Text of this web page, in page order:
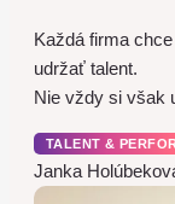
Každá firma
udržať talent.
Nie vždy si však
TALENT &
Janka